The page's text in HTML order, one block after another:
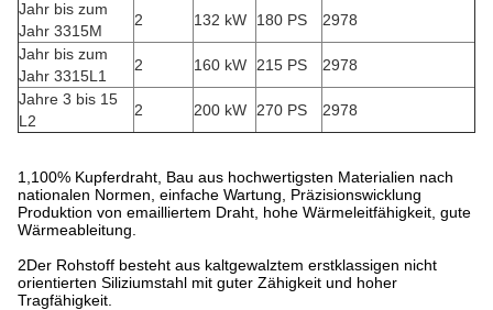
Jahr bis zum
Jahr 3315M
2 132 kW 180 PS
2978
Jahr bis zum
Jahr 3315L1
2 160 kW 215 PS
2978
Jahre 3 bis 15
L2
2 200 kW 270 PS 2978
1,100% Kupferdraht, Bau aus hochwertigsten Materialien nach
nationalen Normen, einfache Wartung, Präzisionswicklung
Produktion von emailliertem Draht, hohe Wärmeleitfähigkeit, gute
Wärmeableitung.
2Der Rohstoff besteht aus kaltgewalztem erstklassigen nicht
orientierten Siliziumstahl mit guter Zähigkeit und hoher
Tragfähigkeit.